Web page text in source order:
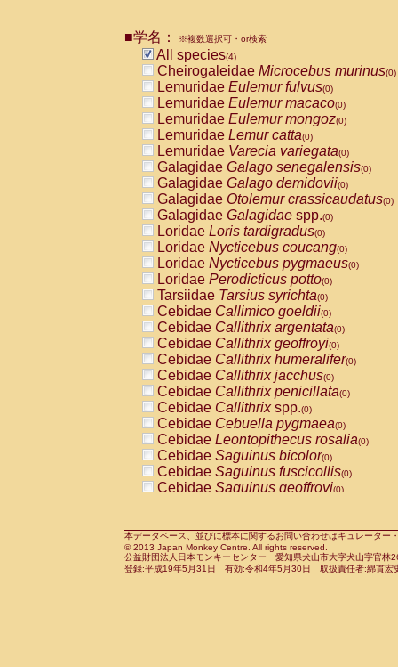
CercopithecidaeCercocebus
Cercopithecidae
CercopithecidaeCercocebus
CercopithecidaeCercocebus
CercopithecidaeCercocebusspp.
CercopithecidaeLophocebus
CercopithecidaePapio anubis
CercopithecidaePapio cynocephalus
CercopithecidaePapio hamadryas
CercopithecidaePapio papio(0)
CercopithecidaePapiospp.(0)
CercopithecidaeMandrillus
CercopithecidaeMandrillus sphinx
CercopithecidaeTheropithecus
CercopithecidaeMacaca arctoides
CercopithecidaeMacaca assamensis
Cercopithecidae Macaca
CercopithecidaeMacaca cyclopis
CercopithecidaeMacaca fascicularis
CercopithecidaeMacaca fuscaca
CercopithecidaeMacaca fuscata
CercopithecidaeMacaca fuscata
CercopithecidaeMacaca maura
CercopithecidaeMacaca mulatta
CercopithecidaeMacaca nemestrina
CercopithecidaeMacaca nigra(0)
CercopithecidaeMacaca radiata
CercopithecidaeMacaca silenus
CercopithecidaeMacaca sinica
CercopithecidaeMacaca tonkeana(0)
CercopithecidaeMacacahybrid(0)
CercopithecidaeMacaca spp.(0)
■学名： ※複数選択可・or検索
All species(4)
Cheirogaleidae Microcebus murinus(0)
Lemuridae Eulemur fulvus(0)
Lemuridae Eulemur macaco(0)
Lemuridae Eulemur mongoz(0)
Lemuridae Lemur catta(0)
Lemuridae Varecia variegata(0)
Galagidae Galago senegalensis(0)
Galagidae Galago demidovii(0)
Galagidae Otolemur crassicaudatus(0)
Galagidae Galagidae spp.(0)
Loridae Loris tardigradus(0)
Loridae Nycticebus coucang(0)
Loridae Nycticebus pygmaeus(0)
Loridae Perodicticus potto(0)
Tarsiidae Tarsius syrichta(0)
Cebidae Callimico goeldii(0)
Cebidae Callithrix argentata(0)
Cebidae Callithrix geoffroyi(0)
Cebidae Callithrix humeralifer(0)
Cebidae Callithrix jacchus(0)
Cebidae Callithrix penicillata(0)
Cebidae Callithrixspp.(0)
Cebidae Cebuella pygmaea(0)
Cebidae Leontopithecus rosalia(0)
Cebidae Saguinus bicolor(0)
Cebidae Saguinus fuscicollis(0)
Cebidae Saguinus geoffroyi(0)
CebidaeSaguinus leucopus(0)
CebidaeSaguinus midas(0)
Cebidae Saguinus mystax(0)
本データベース、並びに標本に関するお問い合わせはキュレータ
© 2013 Japan Monkey Centre. All rights reserved.
公益財団法人日本モンキーセンター 愛知県犬山市大字犬山字官
登録:平成19年5月31日 有効:令和4年5月30日 取扱責任者:綿貫宏